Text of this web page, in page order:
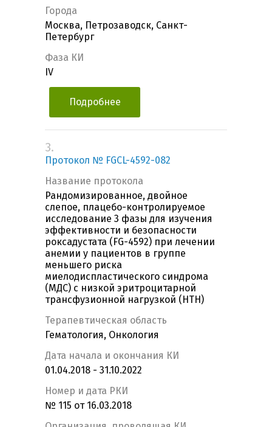
Города
Москва, Петрозаводск, Санкт-
Петербург
Фаза КИ
IV
Подробнее
3.
Протокол № FGCL-4592-082
Название протокола
Рандомизированное, двойное
слепое, плацебо-контролируемое
исследование 3 фазы для изучения
эффективности и безопасности
роксадустата (FG-4592) при лечении
анемии у пациентов в группе
меньшего риска
миелодиспластического синдрома
(МДС) с низкой эритроцитарной
трансфузионной нагрузкой (НТН)
Терапевтическая область
Гематология, Онкология
Дата начала и окончания КИ
01.04.2018 - 31.10.2022
Номер и дата РКИ
№ 115 от 16.03.2018